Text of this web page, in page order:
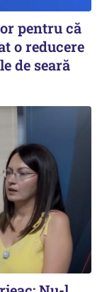
pentru că
o reducere
de seară